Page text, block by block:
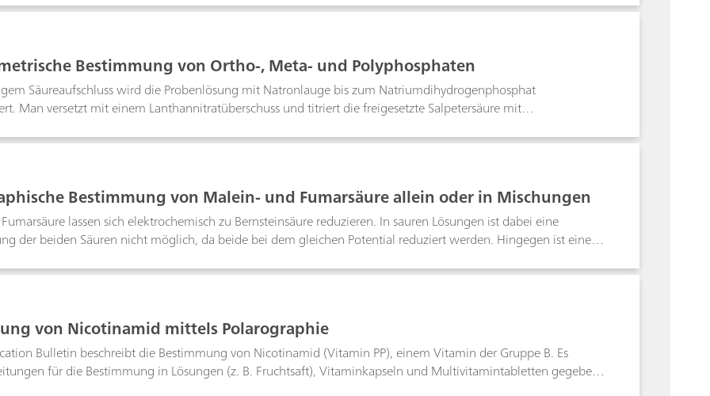
Zerstörung des überschüssigen Hypobromits erfolgt die potentiometrische Titration (des aus Iodat freigesetzten
neben einem grossen Überschuss an Chlorid zu bestimmen (z. B. in Sole, Meerwasser, Kochsalz usw.).
Bestimmung von Ortho-, Meta- und Polyphosphaten
Säureaufschluss wird die Probenlösung mit Natronlauge bis zum Natriumdihydrogenphosphat
Man versetzt mit einem Lanthannitratüberschuss und titriert die freigesetzte Salpetersäure mit
Bestimmung von Malein- und Fumarsäure allein oder in Mischungen
lassen sich elektrochemisch zu Bernsteinsäure reduzieren. In sauren Lösungen ist dabei eine
der beiden Säuren nicht möglich, da beide bei dem gleichen Potential reduziert werden. Hingegen ist eine
reduzieren lässt als Maleinsäure.
von Nicotinamid mittels Polarographie
Bulletin beschreibt die Bestimmung von Nicotinamid (Vitamin PP), einem Vitamin der Gruppe B. Es
für die Bestimmung in Lösungen (z. B. Fruchtsaft), Vitaminkapseln und Multivitamintabletten gegeben.